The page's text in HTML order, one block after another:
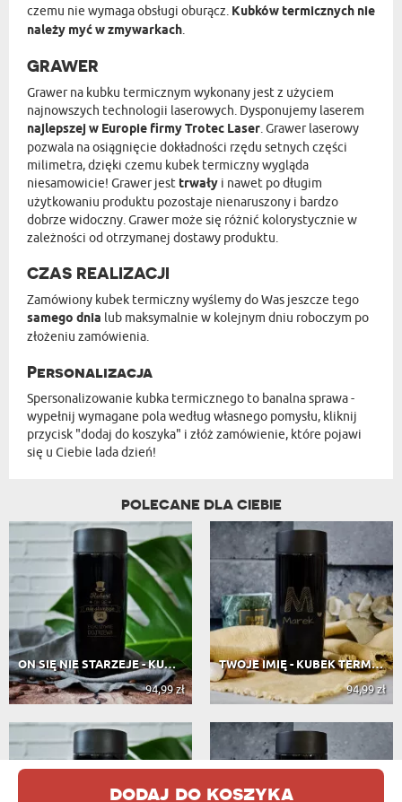
dodaj do koszyka
czemu nie wymaga obsługi oburącz. Kubków termicznych nie
należy myć w zmywarkach.
GRAWER
Grawer na kubku termicznym wykonany jest z użyciem
najnowszych technologii laserowych. Dysponujemy laserem
najlepszej w Europie firmy Trotec Laser. Grawer laserowy
pozwala na osiągnięcie dokładności rzędu setnych części
milimetra, dzięki czemu kubek termiczny wygląda
niesamowicie! Grawer jest trwały i nawet po długim
użytkowaniu produktu pozostaje nienaruszony i bardzo
dobrze widoczny. Grawer może się różnić kolorystycznie w
zależności od otrzymanej dostawy produktu.
CZAS REALIZACJI
Zamówiony kubek termiczny wyślemy do Was jeszcze tego
samego dnia lub maksymalnie w kolejnym dniu roboczym po
złożeniu zamówienia.
Personalizacja
Spersonalizowanie kubka termicznego to banalna sprawa -
wypełnij wymagane pola według własnego pomysłu, kliknij
przycisk "dodaj do koszyka" i złóż zamówienie, które pojawi
się u Ciebie lada dzień!
POLECANE DLA CIEBIE
ON SIĘ NIE STARZEJE - KUBEK TERMICZNY
94,99 zł
TWOJE IMIĘ - KUBEK TERMICZNY
94,99 zł